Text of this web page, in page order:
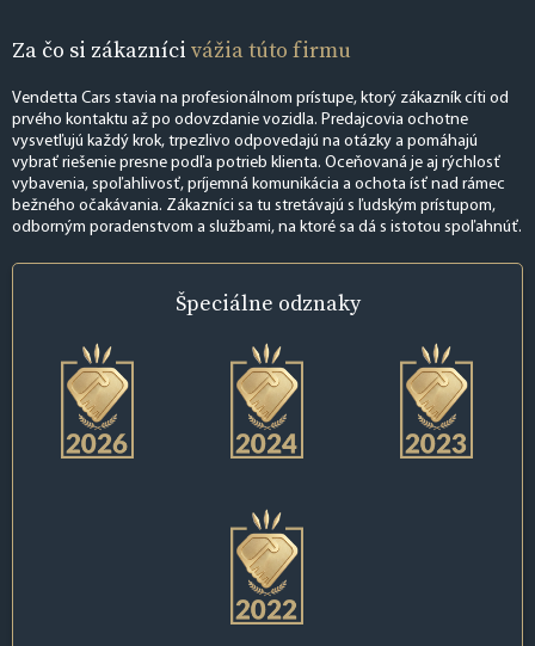
Za čo si zákazníci vážia túto firmu
Vendetta Cars stavia na profesionálnom prístupe, ktorý zákazník cíti od
prvého kontaktu až po odovzdanie vozidla. Predajcovia ochotne
vysvetľujú každý krok, trpezlivo odpovedajú na otázky a pomáhajú
vybrať riešenie presne podľa potrieb klienta. Oceňovaná je aj rýchlosť
vybavenia, spoľahlivosť, príjemná komunikácia a ochota ísť nad rámec
bežného očakávania. Zákazníci sa tu stretávajú s ľudským prístupom,
odborným poradenstvom a službami, na ktoré sa dá s istotou spoľahnúť.
Špeciálne odznaky